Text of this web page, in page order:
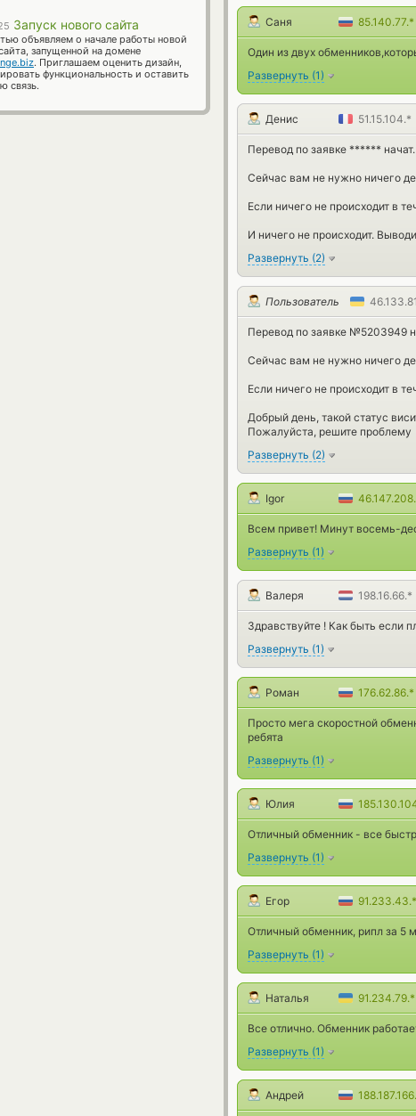
Саня 85.140.77.*
Один из двух
Развернуть (1)
Денис 51.15.104.*
Перевод по заявке ****** начат.
Сейчас вам не нужно ничего
Если ничего не происходит в
И ничего не происходит.
Развернуть (2)
Пользователь
Перевод по заявке №5203949
Сейчас вам не нужно ничего
Если ничего не происходит в
Добрый день, такой статус
Пожалуйста, решите проблему
Развернуть (2)
Igor
Всем привет! Минут восемь-
Развернуть (1)
Валеря 198.16.66.*
Здравствуйте ! Как быть если
Развернуть (1)
Роман 176.62.86.*
Просто мега скоростной
ребята
Развернуть (1)
Юлия
Отличный обменник - все
Развернуть (1)
Егор 91.233.43.*
Отличный обменник, рипл за 5
Развернуть (1)
Наталья 91.234.79.*
Все отлично. Обменник
Развернуть (1)
Андрей
Запуск нового сайта
объявляем о начале работы новой
запущенной на домене
. Приглашаем оценить дизайн,
функциональность и оставить
связь.